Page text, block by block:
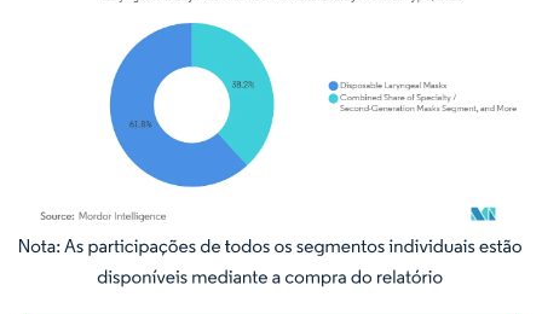
Imagem © Mordor Intelligence. O reuso requer atribuição conforme CC BY 4.0.